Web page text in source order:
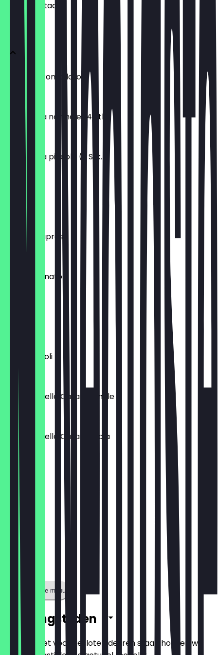
wachten staat.
Antipasti
Crema di Pomodoro
€ 5,95
Bruschetta normale (4 Stk.)
€ 8,50
Bruschetta piccola (2 Stk.)
€ 5,95
Pizza Pane
€ 8,95
Burrata Caprese
Vitello Tonnato
Panini Piccoli
€ 4,95
Antipasti della Casa normale
€ 25,50
Antipasti della Casa piccola
€ 16,50
Toon volledige menu
Openingstijden
Zodat je niet voor gesloten deuren staat, houden we